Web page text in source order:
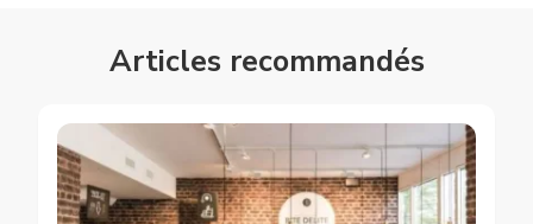
Articles recommandés